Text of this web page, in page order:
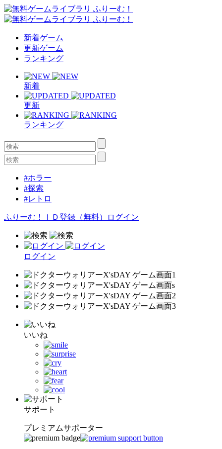
新着ゲーム
更新ゲーム
ランキング
新着
更新
ランキング
#ホラー
#探索
#レトロ
ふりーむ！ＩＤ登録（無料） ログイン
ログイン
いいね
サポート
プレミアムサポーター